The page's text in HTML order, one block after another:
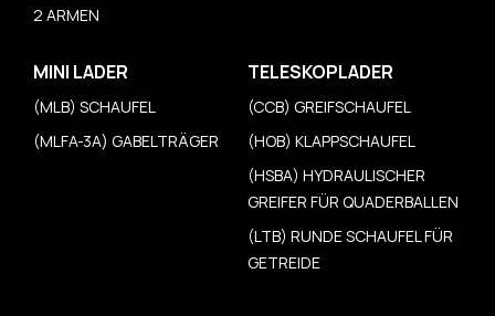
2 ARMEN
MINI LADER
(MLB) SCHAUFEL
(MLFA-3A) GABELTRÄGER
TELESKOPLADER
(CCB) GREIFSCHAUFEL
(HOB) KLAPPSCHAUFEL
(HSBA) HYDRAULISCHER
GREIFER FÜR QUADERBALLEN
(LTB) RUNDE SCHAUFEL FÜR
GETREIDE